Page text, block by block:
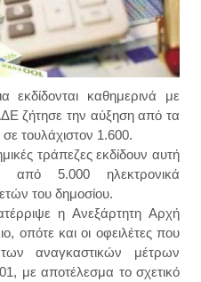
εκδίδονται καθημερινά με
ζήτησε την αύξηση από τα
τουλάχιστον 1.600.
τράπεζες εκδίδουν αυτή
από 5.000 ηλεκτρονικά
του δημοσίου.
η Ανεξάρτητη Αρχή
οπότε και οι οφειλέτες που
αναγκαστικών μέτρων
με αποτέλεσμα το σχετικό